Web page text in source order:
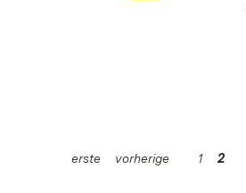
erste vorherige 1 2